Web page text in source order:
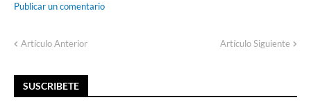
Publicar un comentario
Artículo Anterior Artículo Siguiente
SUSCRIBETE